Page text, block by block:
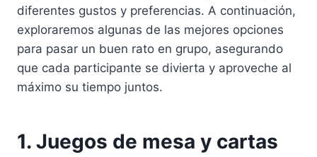
diferentes gustos y preferencias. A continuación,
exploraremos algunas de las mejores opciones
para pasar un buen rato en grupo, asegurando
que cada participante se divierta y aproveche al
máximo su tiempo juntos.
1. Juegos de mesa y cartas